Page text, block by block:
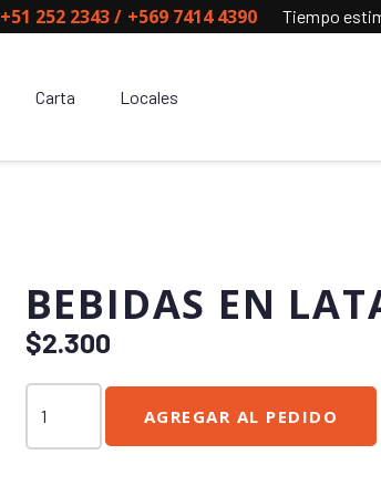
+51 252 2343 / +569 7414 4390 Tiempo
Carta Locales
BEBIDAS EN
$2.300
lata
AGREGAR AL PEDIDO